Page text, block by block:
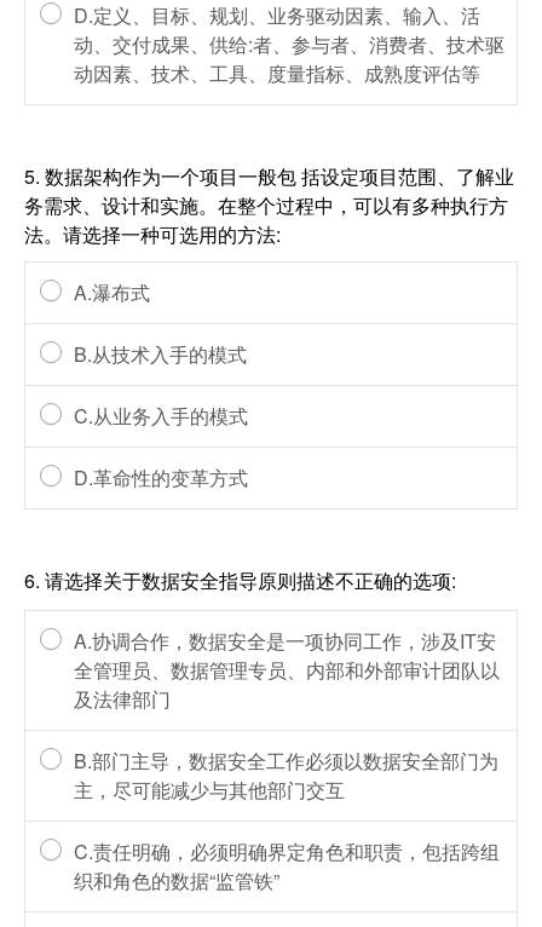
D.定义、目标、规划、业务驱动因素、输入、活
动、交付成果、供给:者、参与者、消费者、技术驱
动因素、技术、工具、度量指标、成熟度评估等
5. 数据架构作为一个项目一般包 括设定项目范围、了解业
务需求、设计和实施。在整个过程中，可以有多种执行方
法。请选择一种可选用的方法:
A.瀑布式
B.从技术入手的模式
C.从业务入手的模式
D.革命性的变革方式
6. 请选择关于数据安全指导原则描述不正确的选项:
A.协调合作，数据安全是一项协同工作，涉及IT安
全管理员、数据管理专员、内部和外部审计团队以
及法律部门
B.部门主导，数据安全工作必须以数据安全部门为
主，尽可能减少与其他部门交互
C.责任明确，必须明确界定角色和职责，包括跨组
织和角色的数据“监管铁”